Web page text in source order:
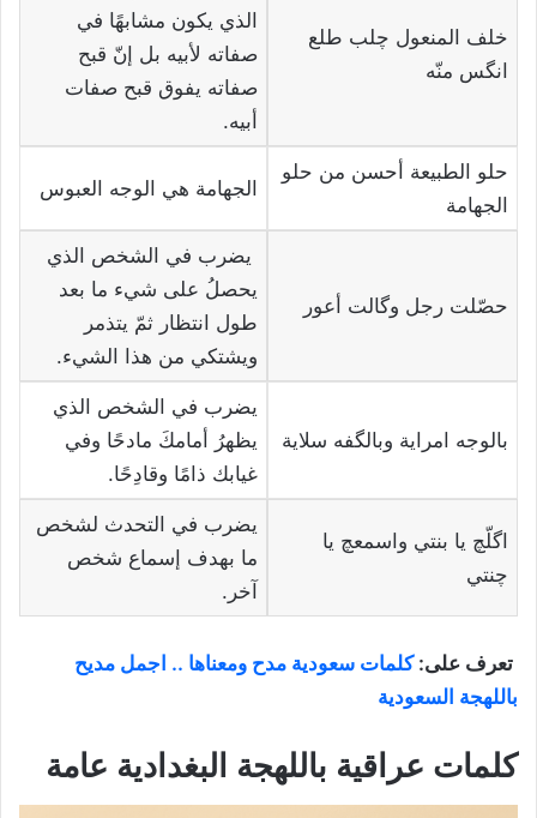
خلف المنعول چلب طلع
انگس منّه
الذي يكون مشابهًا في
صفاته لأبيه بل إنّ قبح
صفاته يفوق قبح صفات
أبيه.
حلو الطبيعة أحسن من حلو
الجهامة
الجهامة هي الوجه العبوس
حصّلت رجل وگالت أعور
يضرب في الشخص الذي
يحصلُ على شيء ما بعد
طول انتظار ثمّ يتذمر
ويشتكي من هذا الشيء.
بالوجه امراية وبالگفه سلاية
يضرب في الشخص الذي
يظهرُ أمامكَ مادحًا وفي
غيابك ذامًا وقادِحًا.
اگلّچ يا بنتي واسمعچ يا
چنتي
يضرب في التحدث لشخص
ما بهدف إسماع شخص
آخر.
تعرف على:كلمات سعودية مدح ومعناها .. اجمل مديح
باللهجة السعودية
كلمات عراقية باللهجة البغدادية عامة